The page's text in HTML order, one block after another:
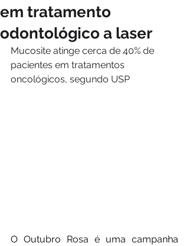
em tratamento
odontológico a laser
Mucosite atinge cerca de 40% de
pacientes em tratamentos
oncológicos, segundo USP
O Outubro Rosa é uma campanha